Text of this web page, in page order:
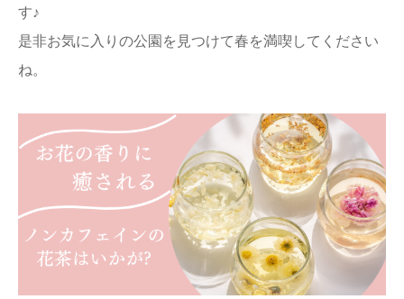
す♪
是非お気に入りの公園を見つけて春を満喫してください
ね。